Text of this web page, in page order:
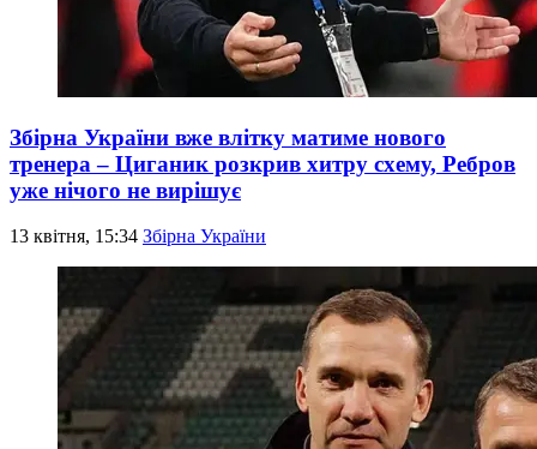
Збірна України вже влітку матиме нового
тренера – Циганик розкрив хитру схему, Ребров
уже нічого не вирішує
13 квітня, 15:34 Збірна України